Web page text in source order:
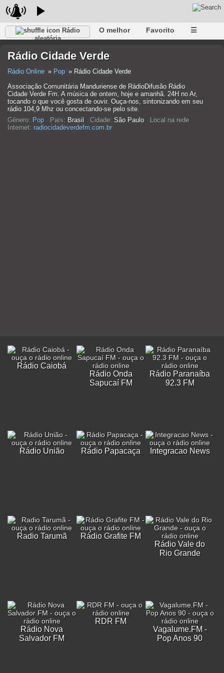
Rádio
aleatória
O melhor Favorito ☰
Rádio Cidade Verde
Rádio Online Pop
Rádio Cidade Verde
Associação Comunitária Manduriense de RádioDifusão Rádio
Cidade Verde Fm. A música de ontem, hoje e amanhã. 24H no Ar,
tocando o que você gosta de ouvir. Ouça-nos, sintonizando em seu
rádio 104,9 Mhz ou concectando-se pelo site.
Gênero: Pop País: Brasil Cidade: São Paulo
Local na rede
Internet: radiocidadeverdefm.com.br
Rádio Caiobá
Rádio Onda
Sapucaí FM
Rádio Paranaíba
92.3 FM
Rádio União Rádio Papacaça Integracao News
Radio Tarumã
Rádio Grafite FM
Rádio Vale do
Rio Grande
Rádio Nova
Salvador FM
RDR FM
Vagalume.FM -
Pop Anos 90